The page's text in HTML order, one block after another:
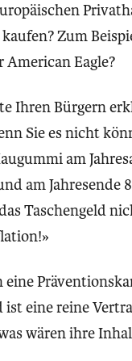
Zum
American Eagle?
Ihren Bürgern
Sie es nicht
am
am Jahresende
Taschengeld
eine
eine reine
wären ihre